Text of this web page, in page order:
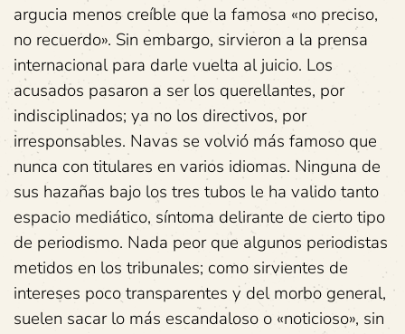
argucia menos creíble que la famosa «no preciso,
no recuerdo». Sin embargo, sirvieron a la prensa
internacional para darle vuelta al juicio. Los
acusados pasaron a ser los querellantes, por
indisciplinados; ya no los directivos, por
irresponsables. Navas se volvió más famoso que
nunca con titulares en varios idiomas. Ninguna de
sus hazañas bajo los tres tubos le ha valido tanto
espacio mediático, síntoma delirante de cierto tipo
de periodismo. Nada peor que algunos periodistas
metidos en los tribunales; como sirvientes de
intereses poco transparentes y del morbo general,
suelen sacar lo más escandaloso o «noticioso», sin